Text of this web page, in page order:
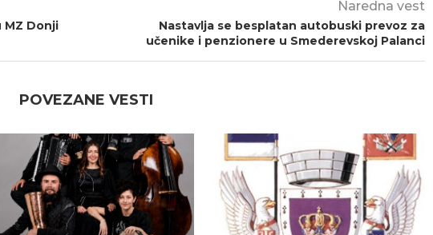
MZ Donji
Naredna vest
Nastavlja se besplatan autobuski prevoz za
učenike i penzionere u Smederevskoj Palanci
POVEZANE VESTI